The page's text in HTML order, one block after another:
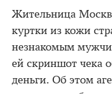
Жительница
куртки из кожи
незнакомым
ей скриншот чека
деньги. Об этом